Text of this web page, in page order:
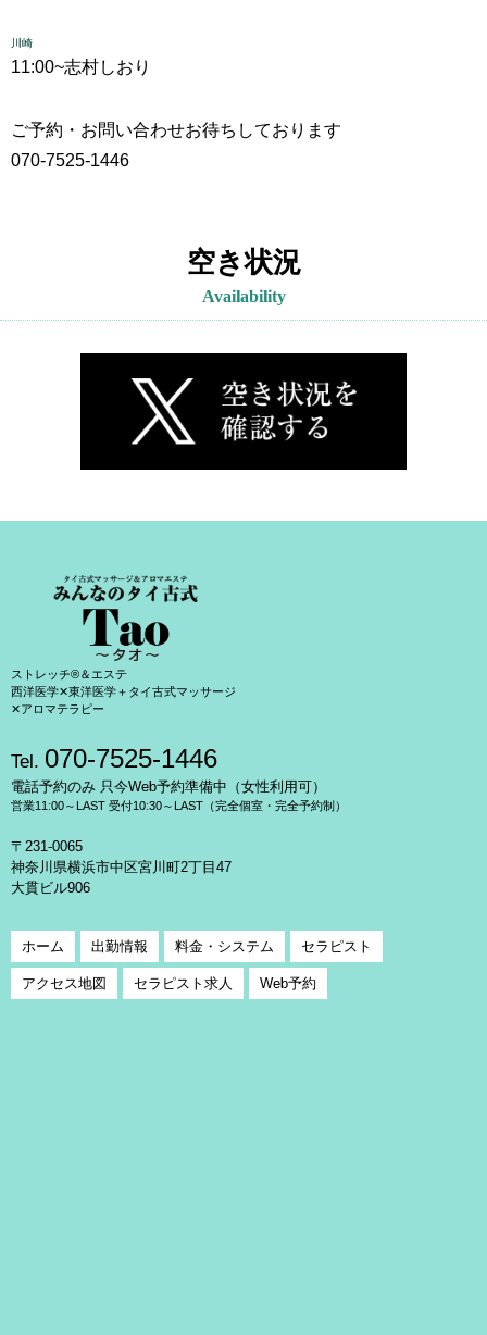
川崎
11:00~志村しおり
ご予約・お問い合わせお待ちしております
070-7525-1446
空き状況
Availability
ストレッチ®＆エステ
西洋医学✕東洋医学＋タイ古式マッサージ
✕アロマテラピー
Tel. 070-7525-1446
電話予約のみ 只今Web予約準備中（女性利用可）
営業11:00～LAST 受付10:30～LAST（完全個室・完全予約制）
〒231-0065
神奈川県横浜市中区宮川町2丁目47
大貫ビル906
ホーム 出勤情報 料金・システム セラピスト
アクセス地図 セラピスト求人 Web予約